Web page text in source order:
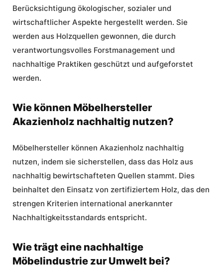
Berücksichtigung ökologischer, sozialer und
wirtschaftlicher Aspekte hergestellt werden. Sie
werden aus Holzquellen gewonnen, die durch
verantwortungsvolles Forstmanagement und
nachhaltige Praktiken geschützt und aufgeforstet
werden.
Wie können Möbelhersteller
Akazienholz nachhaltig nutzen?
Möbelhersteller können Akazienholz nachhaltig
nutzen, indem sie sicherstellen, dass das Holz aus
nachhaltig bewirtschafteten Quellen stammt. Dies
beinhaltet den Einsatz von zertifiziertem Holz, das den
strengen Kriterien international anerkannter
Nachhaltigkeitsstandards entspricht.
Wie trägt eine nachhaltige
Möbelindustrie zur Umwelt bei?